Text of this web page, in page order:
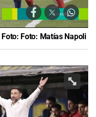
Foto: Foto: Matías Napoli